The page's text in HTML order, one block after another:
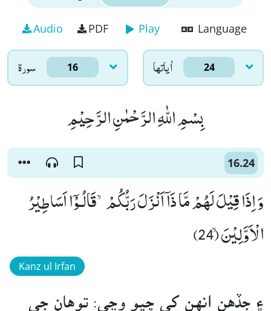
Audio PDF Play Language
سورۃ 16 اٰياتها 24
بِسْمِ اللّٰهِ الرَّحْمٰنِ الرَّحِیْمِ
16.24
وَ اِذَا قِیْلَ لَهُمْ مَّا ذَاۤ اَنْزَلَ رَبُّكُمْۙ-قَالُـوْۤا اَسَاطِیْرُ
الْاَوَّلِیْنَۙ (24)
Kanz ul Irfan
۽ جڏهن انهن کي چيو وڃي: توهان جي